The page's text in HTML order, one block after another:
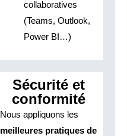
collaboratives
(Teams, Outlook,
Power BI…)
Sécurité et
conformité
Nous appliquons les
meilleures pratiques de